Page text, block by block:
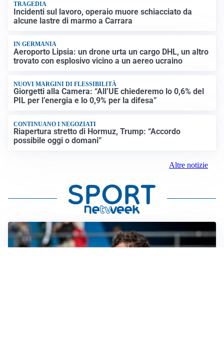
TRAGEDIA
Incidenti sul lavoro, operaio muore schiacciato da
alcune lastre di marmo a Carrara
IN GERMANIA
Aeroporto Lipsia: un drone urta un cargo DHL, un altro
trovato con esplosivo vicino a un aereo ucraino
NUOVI MARGINI DI FLESSIBILITÀ
Giorgetti alla Camera: “All’UE chiederemo lo 0,6% del
PIL per l’energia e lo 0,9% per la difesa”
CONTINUANO I NEGOZIATI
Riapertura stretto di Hormuz, Trump: “Accordo
possibile oggi o domani”
Altre notizie